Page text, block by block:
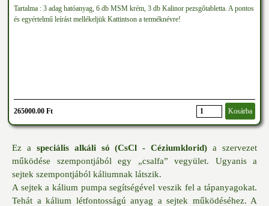
Tartalma : 3 adag hatóanyag, 6 db MSM krém, 3 db Kalinor pezsgőtabletta. A pontos
és egyértelmű leírást mellékeljük Kattintson a terméknévre!
265000.00 Ft Kosárba
Ez a speciális alkáli só (CsCl - Céziumklorid)a szervezet
működése szempontjából egy „csalfa” vegyület. Ugyanis a
sejtek szempontjából káliumnak látszik.
A sejtek a kálium pumpa segítségével veszik fel a tápanyagokat.
Tehát a kálium létfontosságú anyag a sejtek működéséhez. A